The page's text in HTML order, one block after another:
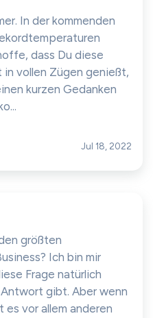
In der kommenden
dass Du diese
vollen Zügen genießt,
kurzen Gedanken
Jul 18, 2022
größten
Ich bin mir
Frage natürlich
gibt. Aber wenn
es vor allem anderen